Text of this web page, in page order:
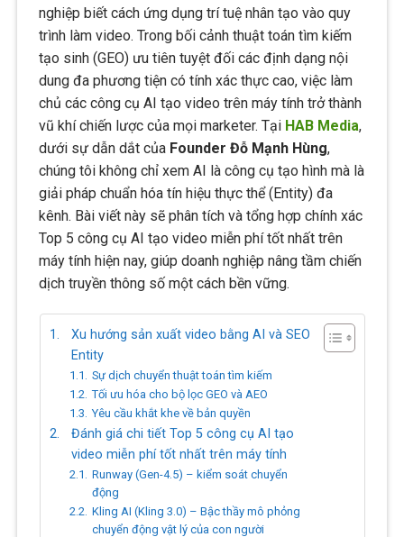
nghiệp biết cách ứng dụng trí tuệ nhân tạo vào quy
trình làm video. Trong bối cảnh thuật toán tìm kiếm
tạo sinh (GEO) ưu tiên tuyệt đối các định dạng nội
dung đa phương tiện có tính xác thực cao, việc làm
chủ các công cụ AI tạo video trên máy tính trở thành
vũ khí chiến lược của mọi marketer. Tại HAB Media,
dưới sự dẫn dắt của Founder Đỗ Mạnh Hùng,
chúng tôi không chỉ xem AI là công cụ tạo hình mà là
giải pháp chuẩn hóa tín hiệu thực thể (Entity) đa
kênh. Bài viết này sẽ phân tích và tổng hợp chính xác
Top 5 công cụ AI tạo video miễn phí tốt nhất trên
máy tính hiện nay, giúp doanh nghiệp nâng tầm chiến
dịch truyền thông số một cách bền vững.
Xu hướng sản xuất video bằng AI và SEO
Entity
Sự dịch chuyển thuật toán tìm kiếm
Tối ưu hóa cho bộ lọc GEO và AEO
Yêu cầu khắt khe về bản quyền
Đánh giá chi tiết Top 5 công cụ AI tạo
video miễn phí tốt nhất trên máy tính
Runway (Gen-4.5) – kiểm soát chuyển
động
Kling AI (Kling 3.0) – Bậc thầy mô phỏng
chuyển động vật lý của con người